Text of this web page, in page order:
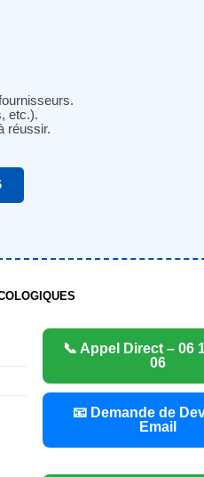
etc.).
réussir.
📞 Appel Direct – 06
06
📧 Demande de
Email